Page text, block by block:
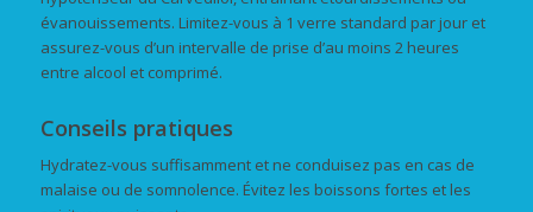
évanouissements. Limitez-vous à 1 verre standard par jour et
assurez-vous d’un intervalle de prise d’au moins 2 heures
entre alcool et comprimé.
Conseils pratiques
Hydratez-vous suffisamment et ne conduisez pas en cas de
malaise ou de somnolence. Évitez les boissons fortes et les